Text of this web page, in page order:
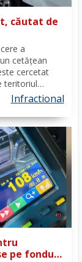
căutat de
a
cetățean
cercetat
teritoriul
orei 14.00,
Infractional
pe fondul